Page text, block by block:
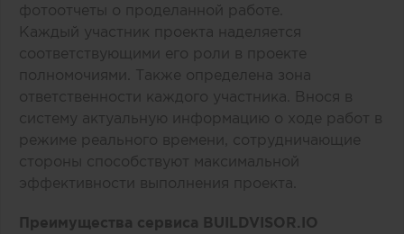
фотоотчеты о проделанной работе.
Каждый участник проекта наделяется
соответствующими его роли в проекте
полномочиями. Также определена зона
ответственности каждого участника. Внося в
систему актуальную информацию о ходе работ в
режиме реального времени, сотрудничающие
стороны способствуют максимальной
эффективности выполнения проекта.
Преимущества сервиса BUILDVISOR.IO